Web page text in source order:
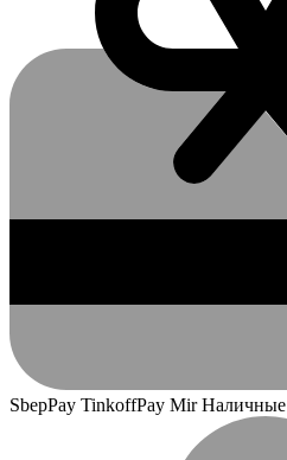
SbepPay TinkoffPay Mir Наличные